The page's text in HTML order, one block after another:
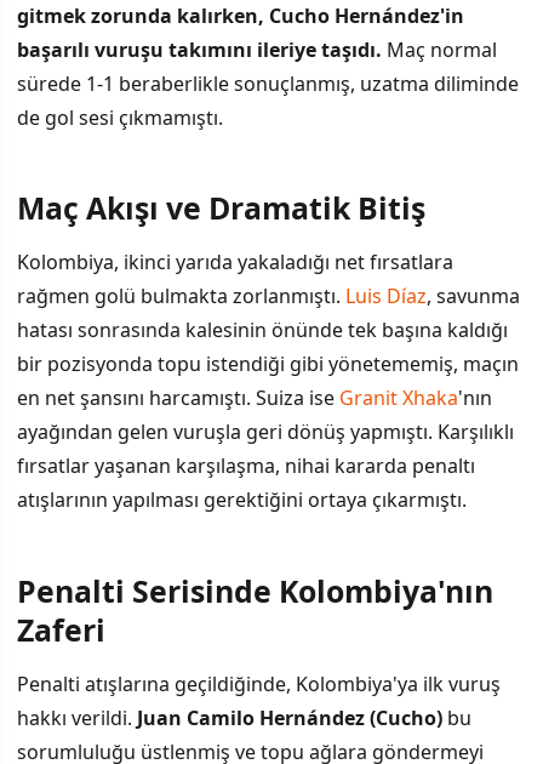
gitmek zorunda kalırken, Cucho Hernández'in
başarılı vuruşu takımını ileriye taşıdı. Maç normal
sürede 1-1 beraberlikle sonuçlanmış, uzatma diliminde
de gol sesi çıkmamıştı.
İÇINDEKILER
Maç Akışı ve Dramatik Bitiş
Penalti Serisinde Kolombiya'nın Zaferi
Cucho Hernández'in Yolculuğu: Yokluktan Dünya
Sonraki Aşama
Maç Akışı ve Dramatik Bitiş
Kolombiya, ikinci yarıda yakaladığı net fırsatlara
rağmen golü bulmakta zorlanmıştı. Luis Díaz, savunma
hatası sonrasında kalesinin önünde tek başına kaldığı
bir pozisyonda topu istendiği gibi yönetememiş, maçın
en net şansını harcamıştı. Suiza ise Granit Xhaka'nın
ayağından gelen vuruşla geri dönüş yapmıştı. Karşılıklı
fırsatlar yaşanan karşılaşma, nihai kararda penaltı
atışlarının yapılması gerektiğini ortaya çıkarmıştı.
Penalti Serisinde Kolombiya'nın
Zaferi
Penalti atışlarına geçildiğinde, Kolombiya'ya ilk vuruş
hakkı verildi. Juan Camilo Hernández (Cucho) bu
sorumluluğu üstlenmiş ve topu ağlara göndermeyi